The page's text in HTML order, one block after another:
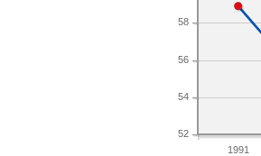
1991
52
54
56
58